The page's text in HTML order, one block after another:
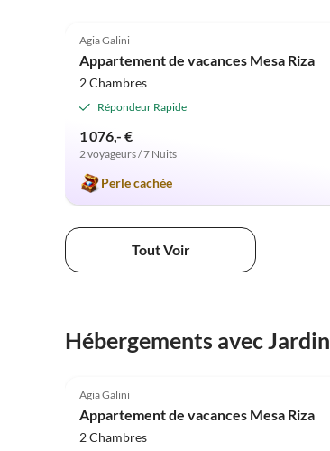
Agia Galini
Appartement de vacances Mesa Riza
2 Chambres
Répondeur Rapide
1 076,- €
2 voyageurs / 7 Nuits
Perle cachée
Tout Voir
Hébergements avec Jardin
Agia Galini
Appartement de vacances Mesa Riza
2 Chambres